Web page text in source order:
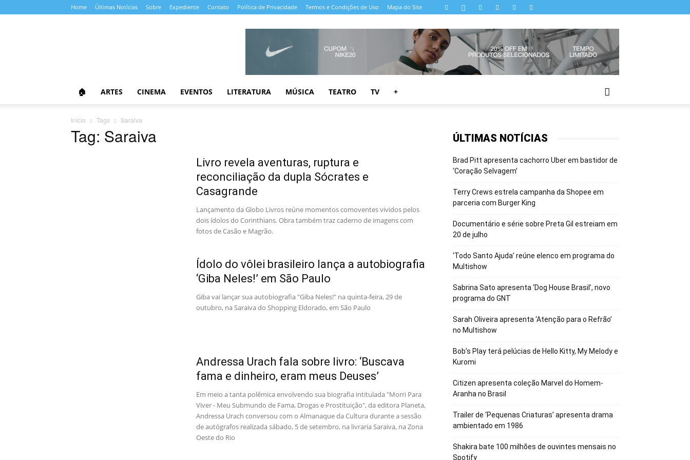
Home Últimas Notícias Sobre Expediente Contato Política de Privacidade Termos e Condições de Uso Mapa do Site
🏠 ARTES CINEMA EVENTOS LITERATURA MÚSICA TEATRO TV +
Início Tags Saraiva
Tag: Saraiva
Livro revela aventuras, ruptura e
reconciliação da dupla Sócrates e
Casagrande
Lançamento da Globo Livros reúne momentos comoventes vividos pelos
dois ídolos do Corinthians. Obra também traz caderno de imagens com
fotos de Casão e Magrão.
Ídolo do vôlei brasileiro lança a autobiografia
‘Giba Neles!’ em São Paulo
Giba vai lançar sua autobiografia "Giba Neles!" na quinta-feira, 29 de
outubro, na Saraiva do Shopping Eldorado, em São Paulo
Andressa Urach fala sobre livro: ‘Buscava
fama e dinheiro, eram meus Deuses’
Em meio a tanta polêmica envolvendo sua biografia intitulada "Morri Para
Viver - Meu Submundo de Fama, Drogas e Prostituição", da editora Planeta,
Andressa Urach conversou com o Almanaque da Cultura durante a sessão
de autógrafos realizada sábado, 5 de setembro, na livraria Saraiva, na Zona
Oeste do Rio
ÚLTIMAS NOTÍCIAS
Brad Pitt apresenta cachorro Uber em bastidor de
‘Coração Selvagem’
Terry Crews estrela campanha da Shopee em
parceria com Burger King
Documentário e série sobre Preta Gil estreiam em
20 de julho
‘Todo Santo Ajuda’ reúne elenco em programa do
Multishow
Sabrina Sato apresenta ‘Dog House Brasil’, novo
programa do GNT
Sarah Oliveira apresenta ‘Atenção para o Refrão’
no Multishow
Bob’s Play terá pelúcias de Hello Kitty, My Melody e
Kuromi
Citizen apresenta coleção Marvel do Homem-
Aranha no Brasil
Trailer de ‘Pequenas Criaturas’ apresenta drama
ambientado em 1986
Shakira bate 100 milhões de ouvintes mensais no
Spotify